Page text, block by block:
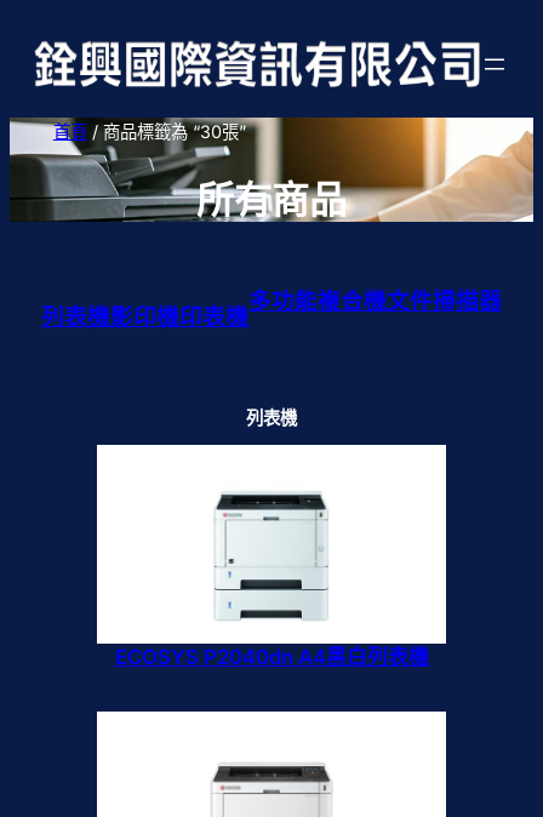
首頁/ 商品標籤為 “30張”
所有商品
列表機影印機印表機
多功能複合機文件掃描器
列表機
ECOSYS P2040dn A4黑白列表機